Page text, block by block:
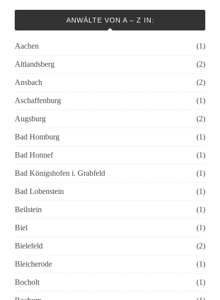
ANWÄLTE VON A – Z IN:
Aachen (1)
Altlandsberg (2)
Ansbach (2)
Aschaffenburg (1)
Augsburg (2)
Bad Homburg (1)
Bad Honnef (1)
Bad Königshofen i. Grabfeld (1)
Bad Lobenstein (1)
Beilstein (1)
Biel (1)
Bielefeld (2)
Bleicherode (1)
Bocholt (1)